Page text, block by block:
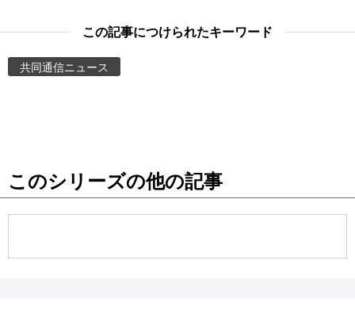
お知らせ
この記事につけられたキーワード
共同通信ニュース
このシリーズの他の記事